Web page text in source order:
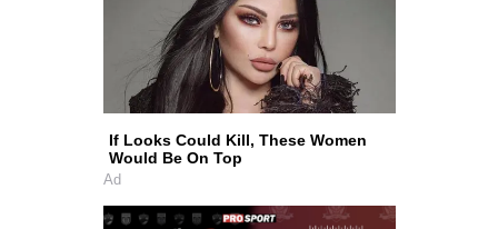
If Looks Could Kill, These Women
Would Be On Top
Ad